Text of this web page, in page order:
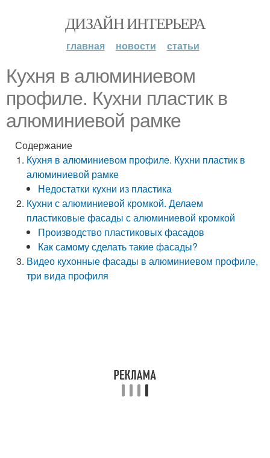
ДИЗАЙН ИНТЕРЬЕРА
главная новости статьи
Кухня в алюминиевом
профиле. Кухни пластик в
алюминиевой рамке
Содержание
Кухня в алюминиевом профиле. Кухни пластик в
алюминиевой рамке
Недостатки кухни из пластика
Кухни с алюминиевой кромкой. Делаем
пластиковые фасады с алюминиевой кромкой
Производство пластиковых фасадов
Как самому сделать такие фасады?
Видео кухонные фасады в алюминиевом профиле,
три вида профиля